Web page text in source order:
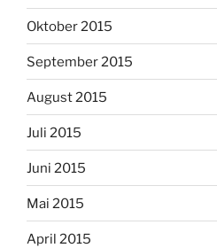
Oktober 2015
September 2015
August 2015
Juli 2015
Juni 2015
Mai 2015
April 2015